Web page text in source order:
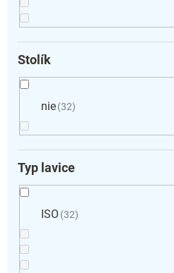
Stolík
nie 32
Typ lavice
ISO 32